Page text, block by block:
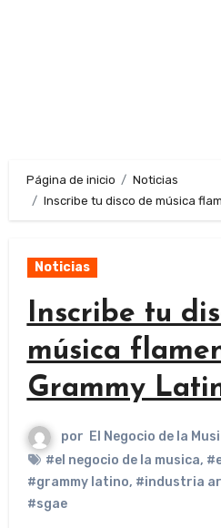
Página de inicio
Noticias
Inscribe tu disco de música
Noticias
Inscribe tu
música
Grammy
por El Negocio de la
#el negocio de la musica,
#grammy latino, #industria
#sgae